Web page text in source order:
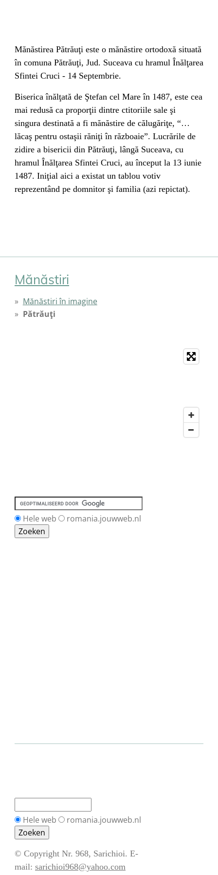
Mănăstirea Pătrăuţi este o mănăstire ortodoxă situată
în comuna Pătrăuţi, Jud. Suceava cu hramul Înălţarea
Sfintei Cruci - 14 Septembrie.
Biserica înălţată de Ştefan cel Mare în 1487, este cea
mai redusă ca proporţii dintre ctitoriile sale şi
singura destinată a fi mănăstire de călugăriţe, “…
lăcaş pentru ostaşii răniţi în războaie”. Lucrările de
zidire a bisericii din Pătrăuţi, lângă Suceava, cu
hramul Înălţarea Sfintei Cruci, au început la 13 iunie
1487. Iniţial aici a existat un tablou votiv
reprezentând pe domnitor şi familia (azi repictat).
Mănăstiri
Mănăstiri în imagine
Pătrăuţi
Hele web romania.jouwweb.nl
Hele web romania.jouwweb.nl
© Copyright Nr. 968, Sarichioi. E-
mail: sarichioi968@yahoo.com